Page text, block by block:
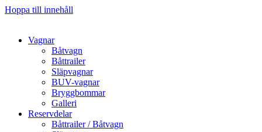
Hoppa till innehåll
Vagnar
Båtvagn
Båttrailer
Släpvagnar
BUV-vagnar
Bryggbommar
Galleri
Reservdelar
Båttrailer / Båtvagn